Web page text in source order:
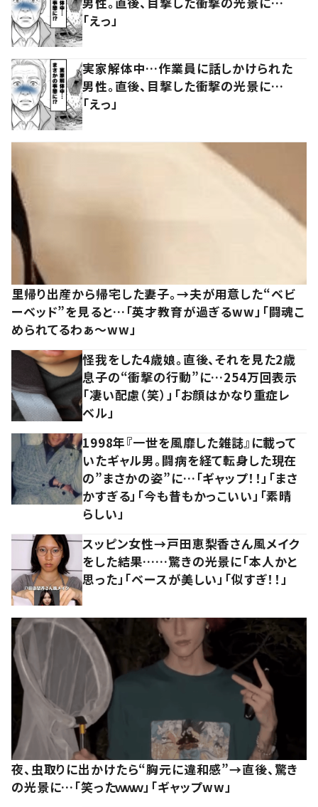
「えっ」
実家解体中…作業員に話しかけられた
男性。直後、目撃した衝撃の光景に…
「えっ」
里帰り出産から帰宅した妻子。→夫が用意した“ベビ
ーベッド”を見ると…「英才教育が過ぎるww」「闘魂こ
められてるわぁ～ww」
怪我をした4歳娘。直後、それを見た2歳
息子の“衝撃の行動”に…254万回表示
「凄い配慮（笑）」「お顔はかなり重症レ
ベル」
1998年『一世を風靡した雑誌』に載って
いたギャル男。闘病を経て転身した現在
の”まさかの姿”に…「ギャップ！！」「まさ
かすぎる」「今も昔もかっこいい」「素晴
らしい」
スッピン女性→戸田恵梨香さん風メイク
をした結果……驚きの光景に「本人かと
思った」「ベースが美しい」「似すぎ！！」
夜、虫取りに出かけたら“胸元に違和感”→直後、驚き
の光景に…「笑ったｗｗｗ」「ギャップww」